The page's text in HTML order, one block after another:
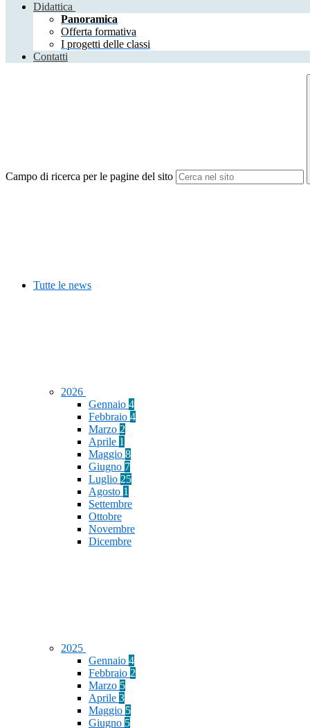
Didattica
Panoramica
Offerta formativa
I progetti delle classi
Contatti
Campo di ricerca per le pagine del sito
Tutte le news
2026
Gennaio 4
Febbraio 4
Marzo 2
Aprile 1
Maggio 8
Giugno 7
Luglio 25
Agosto 1
Settembre
Ottobre
Novembre
Dicembre
2025
Gennaio 4
Febbraio 2
Marzo 5
Aprile 3
Maggio 5
Giugno 5